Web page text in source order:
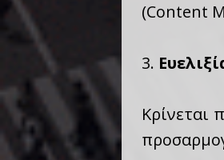
(Content
3.
Κρίνεται